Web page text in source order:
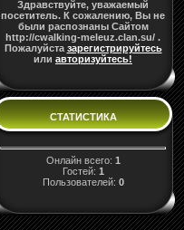
Здравствуйте, уважаемый
посетитель. К сожалению, Вы не
были распознаны Сайтом
http://cwalking-meleuz.clan.su/ .
Пожалуйста зарегистрируйтесь
или авторизуйтесь!
СТАТИСТИКА
Онлайн всего: 1
Гостей: 1
Пользователей: 0